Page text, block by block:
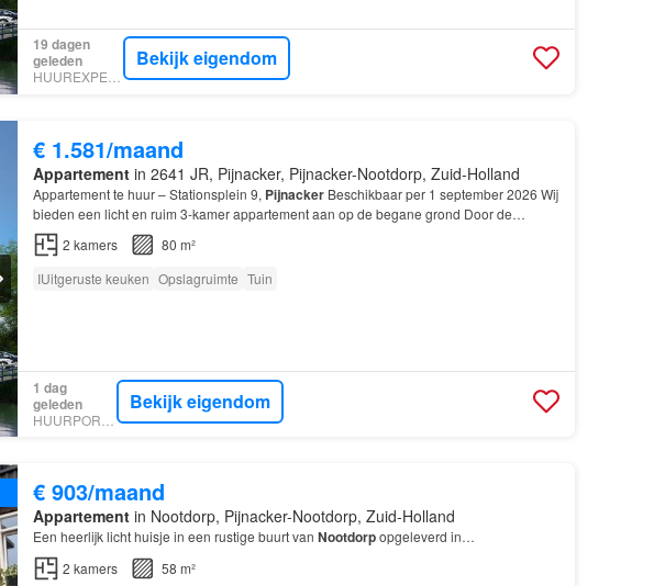
19 dagen
geleden
Bekijk eigendom
€ 1.581/maand
Appartementin 2641 JR, Pijnacker, Pijnacker-Nootdorp, Zuid-Holland
Appartement te huur – Stationsplein 9, PijnackerBeschikbaar per 1 september 2026 Wij
bieden een licht en ruim 3-kamer appartement aan op de begane grond Door de
gunstige ligging op de derde verdieping geniet u van rust en pr…
2 kamers
80 m²
IUitgeruste keuken Opslagruimte Tuin
1 dag
geleden
Bekijk eigendom
€ 903/maand
Appartementin Nootdorp, Pijnacker-Nootdorp, Zuid-Holland
Een heerlijk licht huisje in een rustige buurt van Nootdorpopgeleverd in…
2 kamers 58 m²